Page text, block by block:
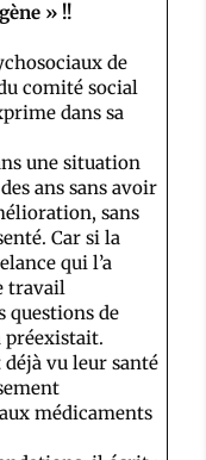
» !!
de
comité social
dans sa
une situation
ans sans avoir
sans
Car si la
qui l’a
travail
questions de
préexistait.
vu leur santé
médicaments